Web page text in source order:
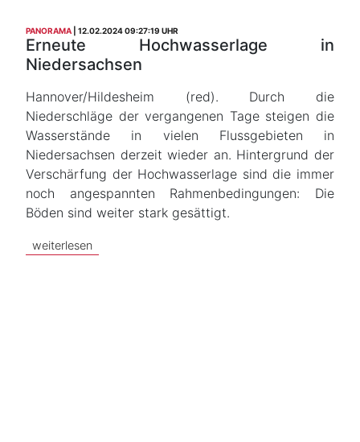
PANORAMA 12.02.2024 09:27:19 UHR
Erneute Hochwasserlage in
Niedersachsen
Hannover/Hildesheim (red). Durch die
Niederschläge der vergangenen Tage steigen die
Wasserstände in vielen Flussgebieten in
Niedersachsen derzeit wieder an. Hintergrund der
Verschärfung der Hochwasserlage sind die immer
noch angespannten Rahmenbedingungen: Die
Böden sind weiter stark gesättigt.
weiterlesen